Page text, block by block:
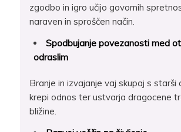
zgodbo in igro učijo govornih
naraven in sproščen način.
Spodbujanje povezanosti med
odraslim
Branje in izvajanje vaj skupaj s starši
krepi odnos ter ustvarja dragocene
bližine.